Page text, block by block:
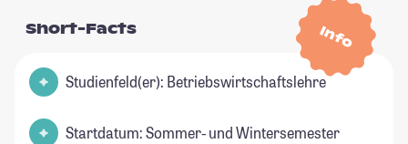
Info
Short-Facts
Studienfeld(er): Betriebswirtschaftslehre
Startdatum: Sommer- und Wintersemester